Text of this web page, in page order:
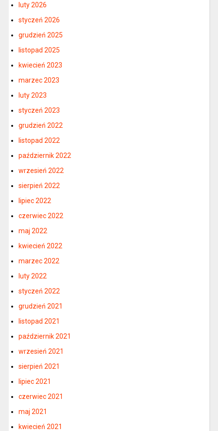
luty 2026
styczeń 2026
grudzień 2025
listopad 2025
kwiecień 2023
marzec 2023
luty 2023
styczeń 2023
grudzień 2022
listopad 2022
październik 2022
wrzesień 2022
sierpień 2022
lipiec 2022
czerwiec 2022
maj 2022
kwiecień 2022
marzec 2022
luty 2022
styczeń 2022
grudzień 2021
listopad 2021
październik 2021
wrzesień 2021
sierpień 2021
lipiec 2021
czerwiec 2021
maj 2021
kwiecień 2021